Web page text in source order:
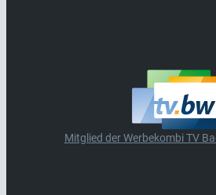
Mitglied der Werbekombi TV